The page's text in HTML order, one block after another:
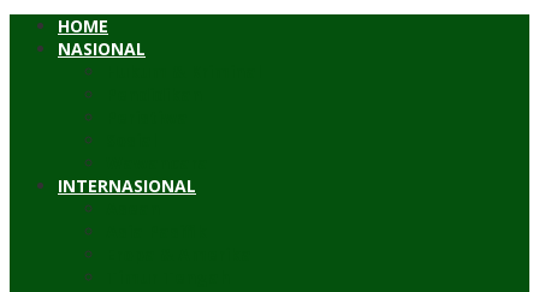
HOME
NASIONAL
INTERNASIONAL